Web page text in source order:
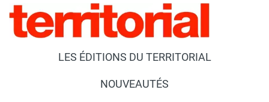
LES ÉDITIONS DU TERRITORIAL
NOUVEAUTÉS